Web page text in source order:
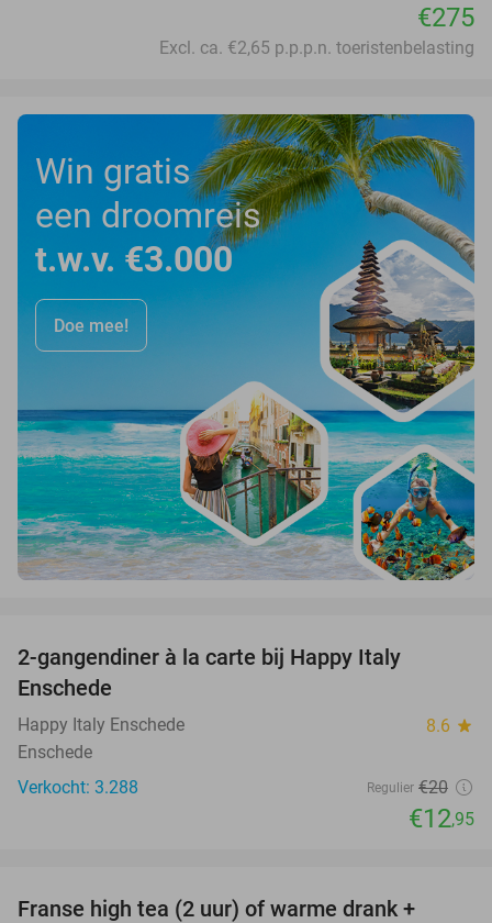
€275
Excl. ca. €2,65 p.p.p.n. toeristenbelasting
Win gratis
een droomreis
t.w.v. €3.000
Doe mee!
2-gangendiner à la carte bij Happy Italy
Enschede
Happy Italy Enschede 8.6 star
Enschede
Verkocht: 3.288
Regulier €20
€12,95
Franse high tea (2 uur) of warme drank +